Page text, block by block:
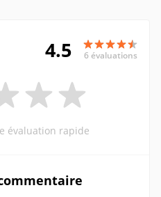
4.5 6 évaluations
évaluation rapide